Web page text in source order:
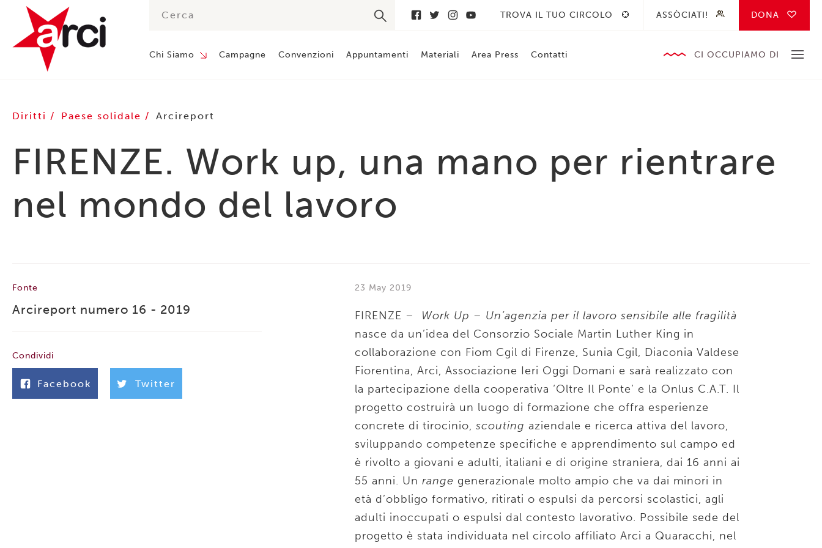
TROVA IL TUO CIRCOLO ASSÒCIATI! DONA
Chi Siamo Campagne Convenzioni Appuntamenti Materiali Area Press Contatti CI OCCUPIAMO DI
Diritti Paese solidale Arcireport
FIRENZE. Work up, una mano per rientrare
nel mondo del lavoro
Fonte
Arcireport numero 16 - 2019
Condividi
Facebook Twitter
23 May 2019
FIRENZE – Work Up – Un’agenzia per il lavoro sensibile alle fragilità
nasce da un’idea del Consorzio Sociale Martin Luther King in
collaborazione con Fiom Cgil di Firenze, Sunia Cgil, Diaconia Valdese
Fiorentina, Arci, Associazione Ieri Oggi Domani e sarà realizzato con
la partecipazione della cooperativa ‘Oltre Il Ponte’ e la Onlus C.A.T. Il
progetto costruirà un luogo di formazione che offra esperienze
concrete di tirocinio, scouting aziendale e ricerca attiva del lavoro,
sviluppando competenze specifiche e apprendimento sul campo ed
è rivolto a giovani e adulti, italiani e di origine straniera, dai 16 anni ai
55 anni. Un range generazionale molto ampio che va dai minori in
età d’obbligo formativo, ritirati o espulsi da percorsi scolastici, agli
adulti inoccupati o espulsi dal contesto lavorativo. Possibile sede del
progetto è stata individuata nel circolo affiliato Arci a Quaracchi, nel